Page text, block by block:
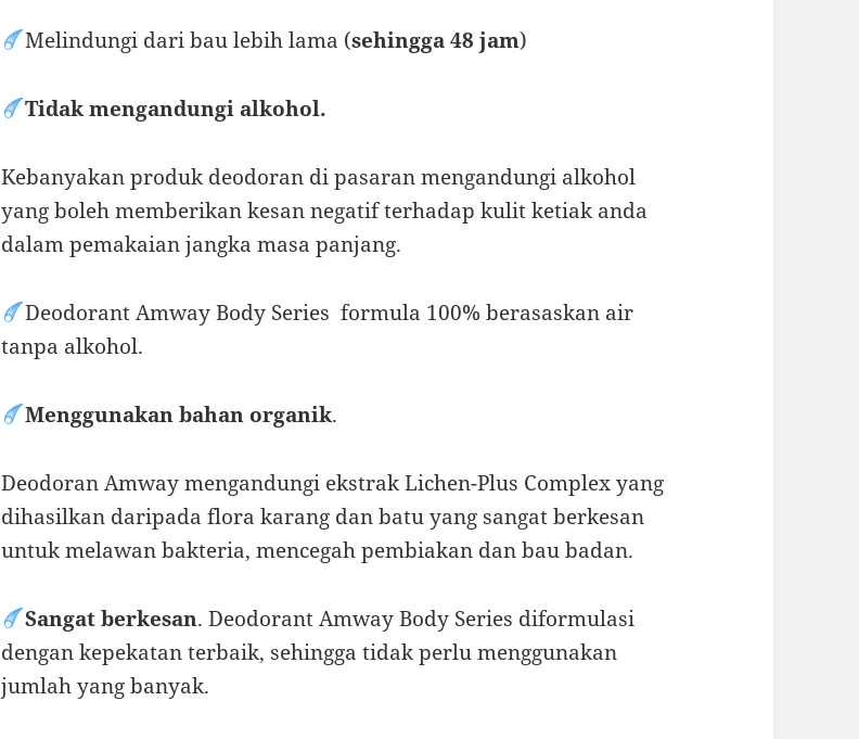
Melindungi dari bau lebih lama (sehingga 48 jam)
Tidak mengandungi alkohol.
Kebanyakan produk deodoran di pasaran mengandungi alkohol
yang boleh memberikan kesan negatif terhadap kulit ketiak anda
dalam pemakaian jangka masa panjang.
Deodorant Amway Body Series formula 100% berasaskan air
tanpa alkohol.
Menggunakan bahan organik.
Deodoran Amway mengandungi ekstrak Lichen-Plus Complex yang
dihasilkan daripada flora karang dan batu yang sangat berkesan
untuk melawan bakteria, mencegah pembiakan dan bau badan.
Sangat berkesan. Deodorant Amway Body Series diformulasi
dengan kepekatan terbaik, sehingga tidak perlu menggunakan
jumlah yang banyak.